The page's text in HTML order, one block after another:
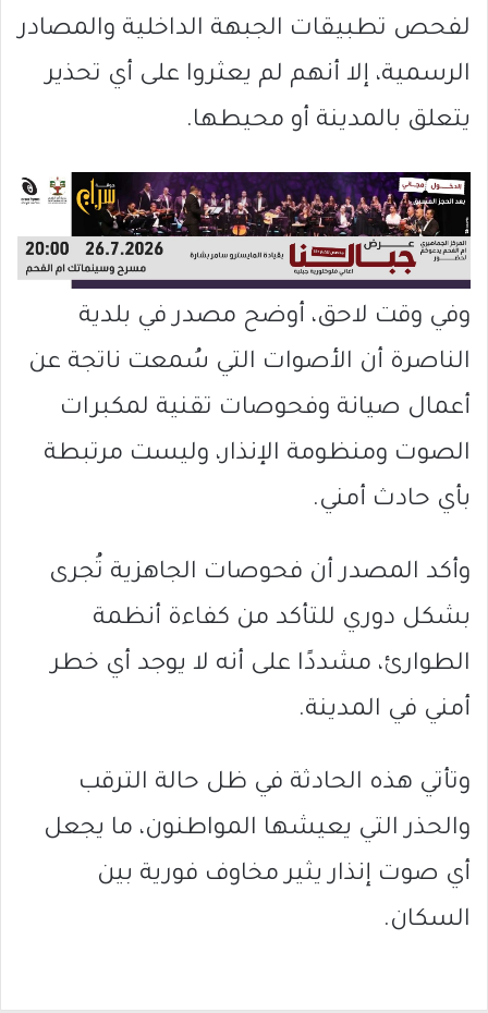
لفحص تطبيقات الجبهة الداخلية والمصادر
الرسمية، إلا أنهم لم يعثروا على أي تحذير
يتعلق بالمدينة أو محيطها.
وفي وقت لاحق، أوضح مصدر في بلدية
الناصرة أن الأصوات التي سُمعت ناتجة عن
أعمال صيانة وفحوصات تقنية لمكبرات
الصوت ومنظومة الإنذار، وليست مرتبطة
بأي حادث أمني.
وأكد المصدر أن فحوصات الجاهزية تُجرى
بشكل دوري للتأكد من كفاءة أنظمة
الطوارئ، مشددًا على أنه لا يوجد أي خطر
أمني في المدينة.
وتأتي هذه الحادثة في ظل حالة الترقب
والحذر التي يعيشها المواطنون، ما يجعل
أي صوت إنذار يثير مخاوف فورية بين
السكان.